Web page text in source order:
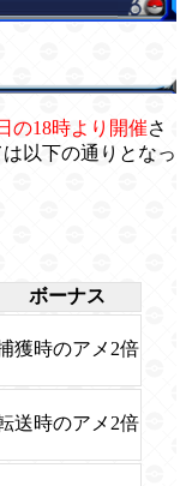
の18時より開催さ
以下の通りとなっ
ボーナス
獲時のアメ2倍
送時のアメ2倍